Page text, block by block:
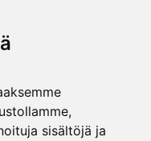
sisältöjä ja